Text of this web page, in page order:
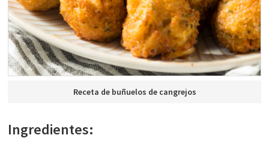
Receta de buñuelos de cangrejos
Ingredientes: